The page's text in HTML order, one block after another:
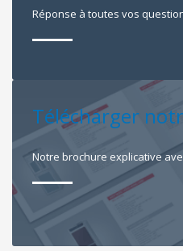
Réponse à toutes vos
Télécharger
Notre brochure explicative